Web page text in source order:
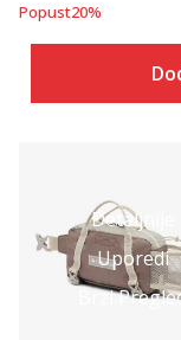
Popust20%
Detaljnije
Uporedi
Brzi